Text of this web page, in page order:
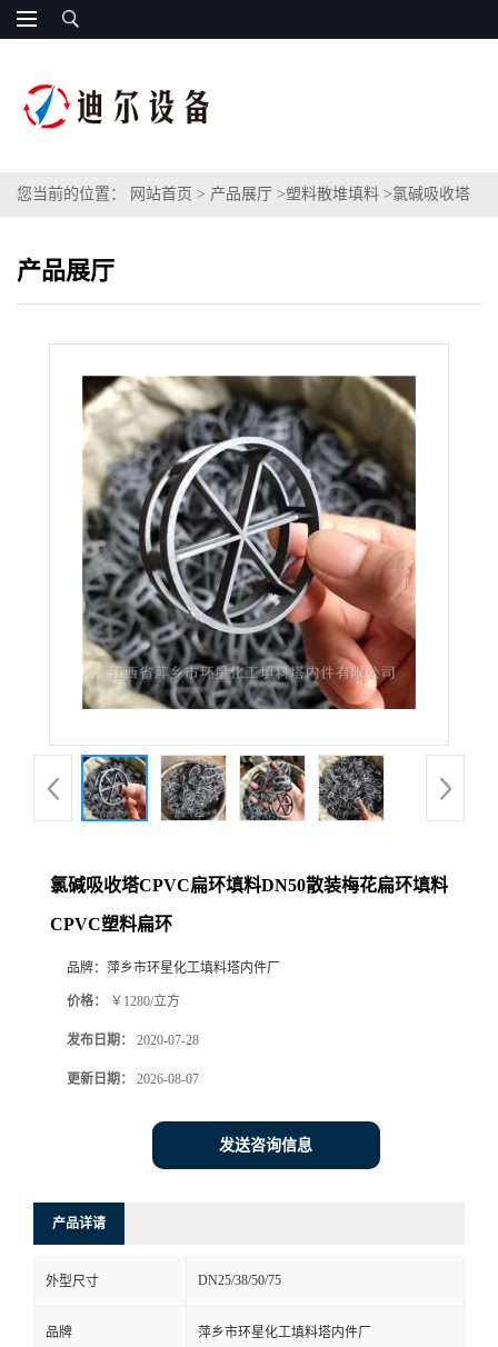
您当前的位置： 网站首页 > 产品展厅 >塑料散堆填料 >氯碱吸收塔
产品展厅
氯碱吸收塔CPVC扁环填料DN50散装梅花扁环填料
CPVC塑料扁环
品牌： 萍乡市环星化工填料塔内件厂
价格： ￥1280/立方
发布日期： 2020-07-28
更新日期： 2026-08-07
发送咨询信息
产品详请
外型尺寸 DN25/38/50/75
品牌 萍乡市环星化工填料塔内件厂